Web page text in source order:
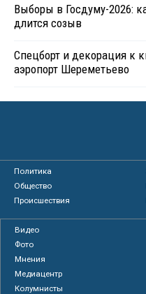
Выборы в Госдуму-2026:
длится созыв
Спецборт и декорация к
аэропорт Шереметьево
Политика
Общество
Происшествия
Видео
Фото
Мнения
Медиацентр
Колумнисты